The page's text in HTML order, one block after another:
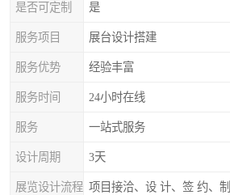
是否可定制 是
服务项目 展台设计搭建
服务优势 经验丰富
服务时间 24小时在线
服务 一站式服务
设计周期 3天
展览设计流程